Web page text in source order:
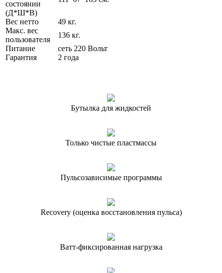
состоянии
(Д*Ш*В)
Вес нетто
49 кг.
Макс. вес
пользователя
136 кг.
Питание
сеть 220 Вольт
Гарантия
2 года
Бутылка для жидкостей
Только чистые пластмассы
Пульсозависимые программы
Recоvery (оценка восстановления пульса)
Ватт-фиксированная нагрузка